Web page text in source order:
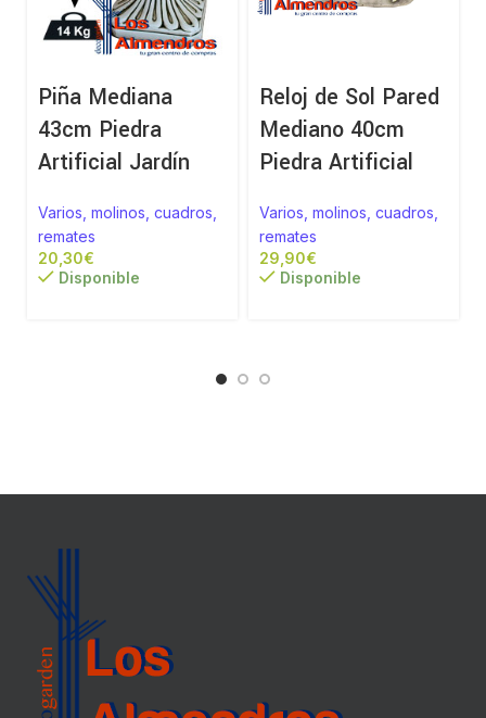
Piña Mediana
43cm Piedra
Artificial Jardín
Varios, molinos, cuadros,
remates
€
Disponible
Reloj de Sol Pared
Mediano 40cm
Piedra Artificial
Varios, molinos, cuadros,
remates
€
Disponible